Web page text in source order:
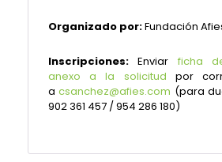
Organizado por:Fundación
Inscripciones:Enviar ficha
anexo a la solicitud por
acsanchez@afies.com (para
902 361 457 / 954 286 180)